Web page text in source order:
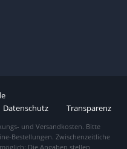
Datenschutz Transparenz